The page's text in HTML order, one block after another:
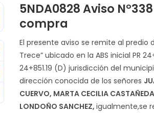
5NDA0828 Aviso
compra
El presente aviso se remite al predio
Trece” ubicado en la ABS inicial PR
24+851.19 (D) jurisdicción del
dirección conocida de los señores
CUERVO, MARTA CECILIA
LONDOÑO SANCHEZ, igualmente,se